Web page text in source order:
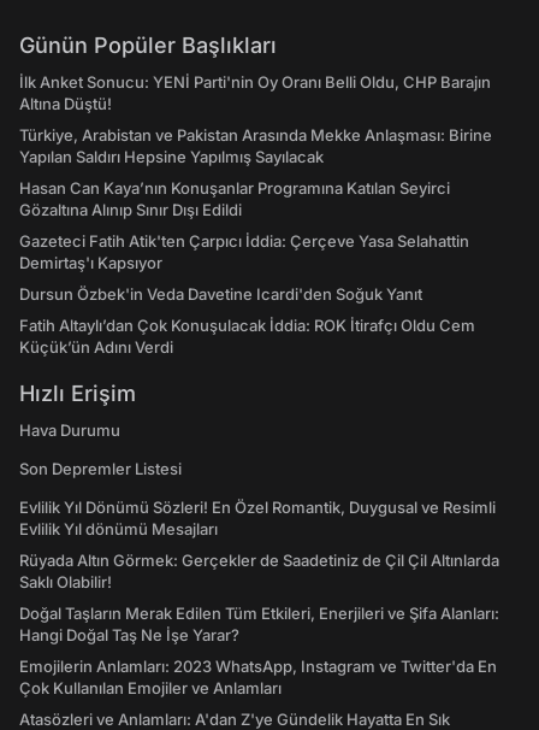
Günün Popüler Başlıkları
İlk Anket Sonucu: YENİ Parti'nin Oy Oranı Belli Oldu, CHP Barajın
Altına Düştü!
Türkiye, Arabistan ve Pakistan Arasında Mekke Anlaşması: Birine
Yapılan Saldırı Hepsine Yapılmış Sayılacak
Hasan Can Kaya’nın Konuşanlar Programına Katılan Seyirci
Gözaltına Alınıp Sınır Dışı Edildi
Gazeteci Fatih Atik'ten Çarpıcı İddia: Çerçeve Yasa Selahattin
Demirtaş'ı Kapsıyor
Dursun Özbek'in Veda Davetine Icardi'den Soğuk Yanıt
Fatih Altaylı’dan Çok Konuşulacak İddia: ROK İtirafçı Oldu Cem
Küçük’ün Adını Verdi
Hızlı Erişim
Hava Durumu
Son Depremler Listesi
Evlilik Yıl Dönümü Sözleri! En Özel Romantik, Duygusal ve Resimli
Evlilik Yıl dönümü Mesajları
Rüyada Altın Görmek: Gerçekler de Saadetiniz de Çil Çil Altınlarda
Saklı Olabilir!
Doğal Taşların Merak Edilen Tüm Etkileri, Enerjileri ve Şifa Alanları:
Hangi Doğal Taş Ne İşe Yarar?
Emojilerin Anlamları: 2023 WhatsApp, Instagram ve Twitter'da En
Çok Kullanılan Emojiler ve Anlamları
Atasözleri ve Anlamları: A'dan Z'ye Gündelik Hayatta En Sık